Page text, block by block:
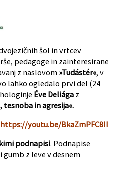
šol in vrtcev
pedagoge in zainteresirane
z naslovom »Tudástér«, v
lahko ogledalo prvi del (24
Éve Deliága z
tesnoba in agresija«.
https://youtu.be/BkaZmPFC8II
podnapisi. Podnapise
z leve v desnem